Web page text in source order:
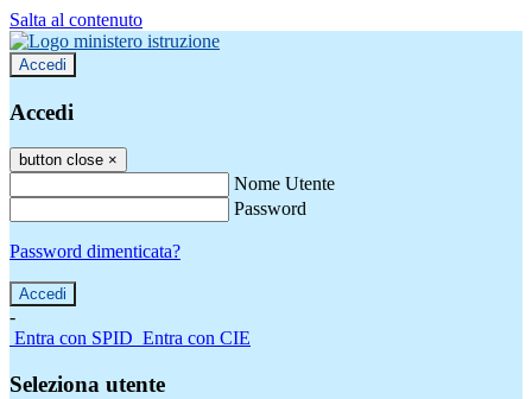
Salta al contenuto
Accedi
Accedi
button close ×
Nome Utente
Password
Password dimenticata?
-
Entra con SPID Entra con CIE
Seleziona utente